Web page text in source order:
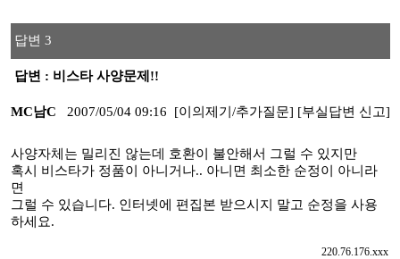
답변 3
답변 : 비스타 사양문제!!
MC남C 2007/05/04 09:16 [이의제기/추가질문] [부실답변 신고]
사양자체는 밀리진 않는데 호환이 불안해서 그럴 수 있지만
혹시 비스타가 정품이 아니거나.. 아니면 최소한 순정이 아니라
면
그럴 수 있습니다. 인터넷에 편집본 받으시지 말고 순정을 사용
하세요.
220.76.176.xxx